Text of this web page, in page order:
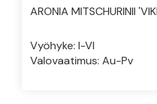
ARONIA MITSCHURINII
Vyöhyke: I-VI
Valovaatimus: Au-Pv